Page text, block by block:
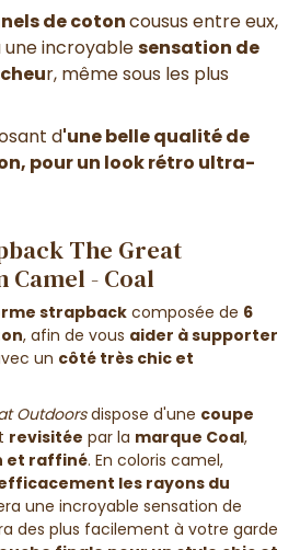
de cotoncousus entre eux,
incroyablesensation de
r, même sous les plus
d'une belle qualité de
pour un look rétro ultra-
The Great
Camel - Coal
strapback composée de 6
, afin de vous aider à supporter
un côté très chic et
Outdoors dispose d'une coupe
revisitée par la marque Coal,
et raffiné. En coloris camel,
les rayons du
une incroyable sensation de
des plus facilement à votre garde